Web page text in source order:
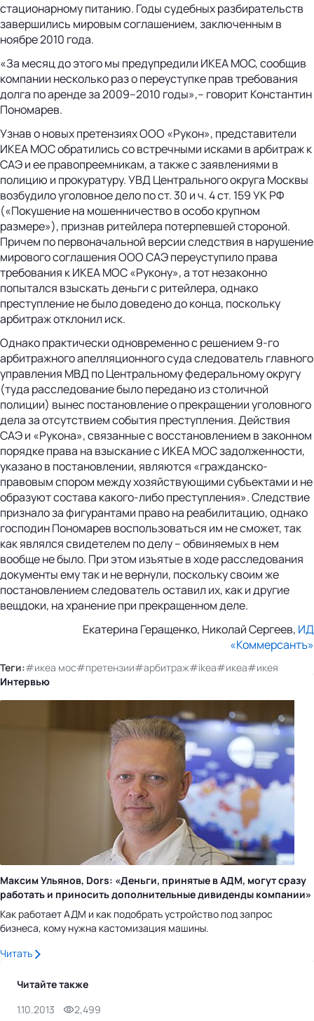
стационарному питанию. Годы судебных разбирательств
завершились мировым соглашением, заключенным в
ноябре 2010 года.
«За месяц до этого мы предупредили ИКЕА МОС, сообщив
компании несколько раз о переуступке прав требования
долга по аренде за 2009–2010 годы»,– говорит Константин
Пономарев.
Узнав о новых претензиях ООО «Рукон», представители
ИКЕА МОС обратились со встречными исками в арбитраж к
САЭ и ее правопреемникам, а также с заявлениями в
полицию и прокуратуру. УВД Центрального округа Москвы
возбудило уголовное дело по ст. 30 и ч. 4 ст. 159 УК РФ
(«Покушение на мошенничество в особо крупном
размере»), признав ритейлера потерпевшей стороной.
Причем по первоначальной версии следствия в нарушение
мирового соглашения ООО САЭ переуступило права
требования к ИКЕА МОС «Рукону», а тот незаконно
попытался взыскать деньги с ритейлера, однако
преступление не было доведено до конца, поскольку
арбитраж отклонил иск.
Однако практически одновременно с решением 9-го
арбитражного апелляционного суда следователь главного
управления МВД по Центральному федеральному округу
(туда расследование было передано из столичной
полиции) вынес постановление о прекращении уголовного
дела за отсутствием события преступления. Действия
САЭ и «Рукона», связанные с восстановлением в законном
порядке права на взыскание с ИКЕА МОС задолженности,
указано в постановлении, являются «гражданско-
правовым спором между хозяйствующими субъектами и не
образуют состава какого-либо преступления». Следствие
признало за фигурантами право на реабилитацию, однако
господин Пономарев воспользоваться им не сможет, так
как являлся свидетелем по делу – обвиняемых в нем
вообще не было. При этом изъятые в ходе расследования
документы ему так и не вернули, поскольку своим же
постановлением следователь оставил их, как и другие
вещдоки, на хранение при прекращенном деле.
Екатерина Геращенко, Николай Сергеев, ИД
«Коммерсантъ»
Теги:#икеа мос#претензии#арбитраж#ikea#икеа#икея
Интервью
Максим Ульянов, Dors: «Деньги, принятые в АДМ, могут сразу
работать и приносить дополнительные дивиденды компании»
Как работает АДМ и как подобрать устройство под запрос
бизнеса, кому нужна кастомизация машины.
Читать
Читайте также
1.10.2013
2,499